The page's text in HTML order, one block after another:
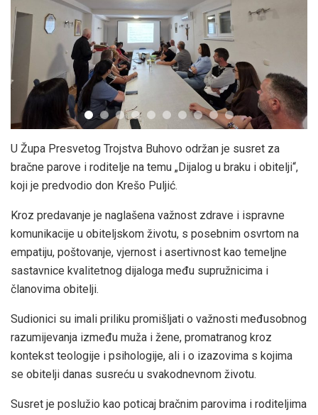
U Župa Presvetog Trojstva Buhovo održan je susret za
bračne parove i roditelje na temu „Dijalog u braku i obitelji“,
koji je predvodio don Krešo Puljić.
Kroz predavanje je naglašena važnost zdrave i ispravne
komunikacije u obiteljskom životu, s posebnim osvrtom na
empatiju, poštovanje, vjernost i asertivnost kao temeljne
sastavnice kvalitetnog dijaloga među supružnicima i
članovima obitelji.
Sudionici su imali priliku promišljati o važnosti međusobnog
razumijevanja između muža i žene, promatranog kroz
kontekst teologije i psihologije, ali i o izazovima s kojima
se obitelji danas susreću u svakodnevnom životu.
Susret je poslužio kao poticaj bračnim parovima i roditeljima